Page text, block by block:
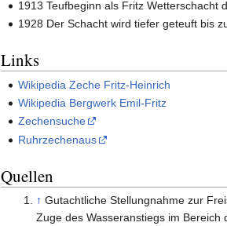
1913 Teufbeginn als Fritz Wetterschacht
1928 Der Schacht wird tiefer geteuft bis
Links
Wikipedia Zeche Fritz-Heinrich
Wikipedia Bergwerk Emil-Fritz
Zechensuche
Ruhrzechenaus
Quellen
↑ Gutachtliche Stellungnahme zur
Zuge des Wasseranstiegs im Bereich